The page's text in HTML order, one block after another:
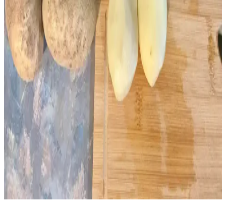
Dondurulmuş yaban mersinleriyle yapılabilecek tatlı ve tuzlu tarifler,
soslardan dondurmalara kadar geniş bir yelpazede sunuluyor.
Meyvenin doğal tadını koruyan alternatif tarifler keşfedebilirsiniz.
Büyük Miktarda Yeşil Soğanı Saklama ve
Değerlendirme Yöntemleri
Büyük miktarda yeşil soğanı dondurma, kurutma, turşu yapımı ve
pişirme gibi yöntemlerle uzun süre saklayabilir ve çeşitli tariflerde
kullanabilirsiniz. Yeniden dikim ve paylaşım da israfı önler.
Fazla Patatesleri Değerlendirmenin Yolu:
Dondurulmuş Patates Dilimleri Hazırlama ve
Saklama
Fazla patatesleri bozulmadan değerlendirmek için dondurulmuş
patates dilimleri hazırlama yöntemi anlatılıyor. Ön haşlama, kurutma,
baharatlama ve doğru saklama teknikleriyle lezzetli ve pratik
çözümler sunuluyor.